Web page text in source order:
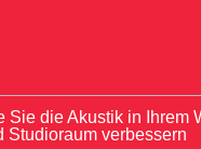
Sie die Akustik in Ihrem
Studioraum verbessern